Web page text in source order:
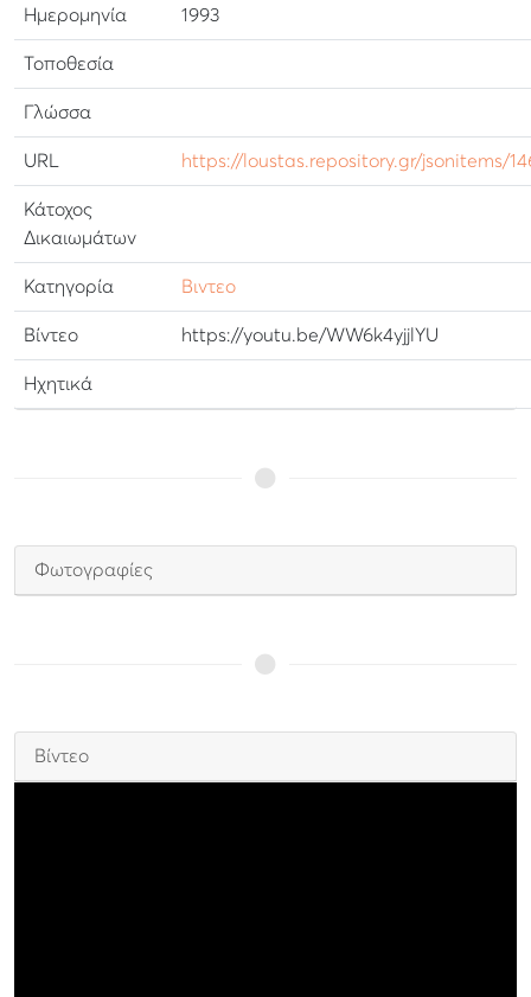
Ημερομηνία 1993
Τοποθεσία
Γλώσσα
URL https://loustas.repository.gr/jsonitems/
Κάτοχος
Δικαιωμάτων
Κατηγορία Βιντεο
Βίντεο https://youtu.be/WW6k4yjjlYU
Ηχητικά
Φωτογραφίες
Βίντεο